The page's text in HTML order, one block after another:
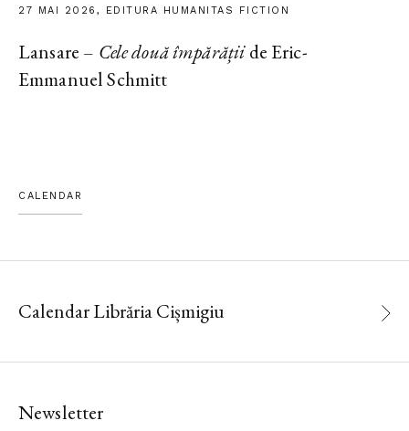
27 MAI 2026, EDITURA HUMANITAS FICTION
Lansare – Cele două împărățiide Eric-
Emmanuel Schmitt
CALENDAR
Calendar Librăria Cișmigiu
Newsletter